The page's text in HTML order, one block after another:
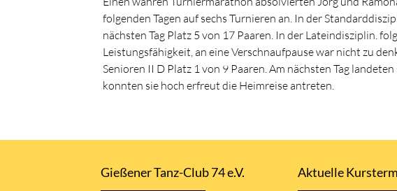
folgenden Tagen auf sechs Turnieren an. In der
nächsten Tag Platz 5 von 17 Paaren. In der Lateindisziplin.
Leistungsfähigkeit, an eine Verschnaufpause war nicht zu
Senioren II D Platz 1 von 9 Paaren. Am nächsten Tag
konnten sie hoch erfreut die Heimreise antreten.
Gießener Tanz-Club 74 e.V. Aktuelle